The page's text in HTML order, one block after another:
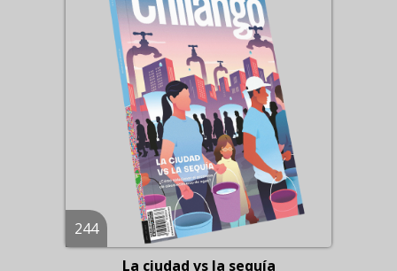
244
La ciudad vs la sequía